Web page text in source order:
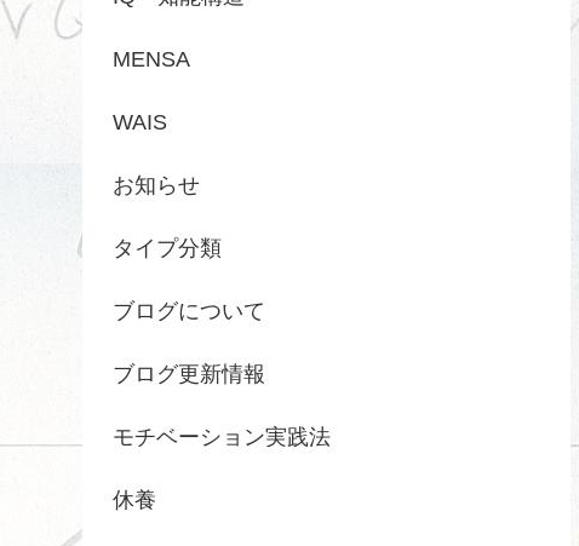
MENSA
WAIS
お知らせ
タイプ分類
ブログについて
ブログ更新情報
モチベーション実践法
休養